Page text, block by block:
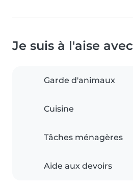
Je suis à l'aise avec
Garde d'animaux
Cuisine
Tâches ménagères
Aide aux devoirs